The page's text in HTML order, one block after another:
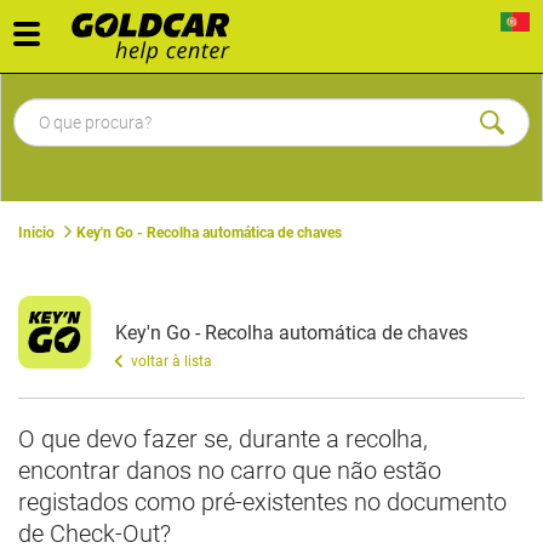
Toggle
navigation
Inicio Key'n Go - Recolha automática de chaves
Key'n Go - Recolha automática de chaves
voltar à lista
O que devo fazer se, durante a recolha,
encontrar danos no carro que não estão
registados como pré-existentes no documento
de Check-Out?